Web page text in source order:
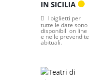
IN SICILIA
I biglietti per
tutte le date sono
disponibili on line
e nelle prevendite
abituali.